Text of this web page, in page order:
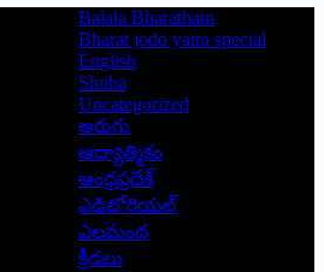
Balala Bharatham
Bharat jodo yatra special
English
Shoba
Uncategorized
అరుగు
ఆద్యాత్మికం
ఆంధ్రప్రదేశ్
ఎడిటోరియల్
ఎలమంద
క్రీడలు